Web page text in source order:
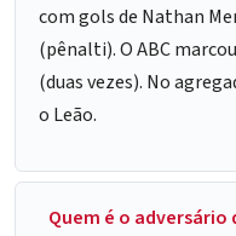
com gols de Nathan
(pênalti). O ABC
(duas vezes). No
o Leão.
Quem é o adversário